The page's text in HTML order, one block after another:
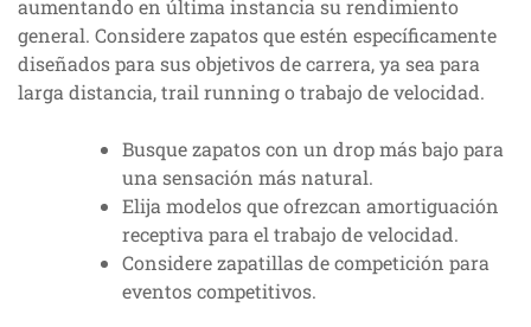
aumentando en última instancia su rendimiento
general. Considere zapatos que estén específicamente
diseñados para sus objetivos de carrera, ya sea para
larga distancia, trail running o trabajo de velocidad.
Busque zapatos con un drop más bajo para
una sensación más natural.
Elija modelos que ofrezcan amortiguación
receptiva para el trabajo de velocidad.
Considere zapatillas de competición para
eventos competitivos.